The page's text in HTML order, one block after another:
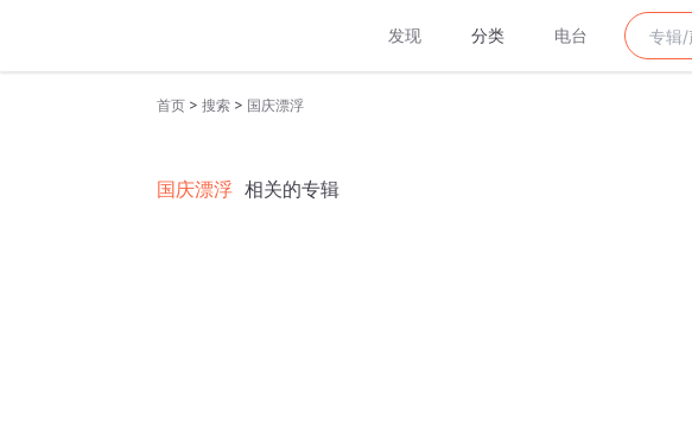
发现 分类 电台
首页 > 搜索 > 国庆漂浮
国庆漂浮 相关的专辑